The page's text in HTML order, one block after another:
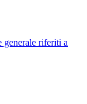
generale riferiti a